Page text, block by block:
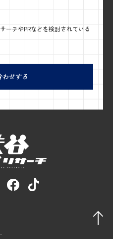
ーチやPRなどを検討されている
せする